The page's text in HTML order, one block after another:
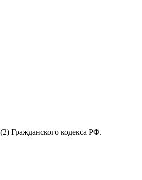
Гражданского кодекса РФ.